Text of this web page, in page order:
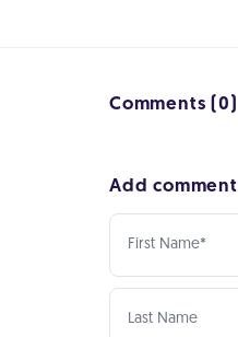
Comments (0)
Add comment